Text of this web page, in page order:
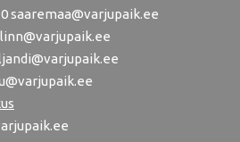
saaremaa@varjupaik.ee